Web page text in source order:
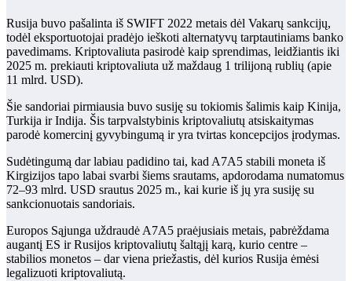
Rusija buvo pašalinta iš SWIFT 2022 metais dėl Vakarų sankcijų,
todėl eksportuotojai pradėjo ieškoti alternatyvų tarptautiniams banko
pavedimams. Kriptovaliuta pasirodė kaip sprendimas, leidžiantis iki
2025 m. prekiauti kriptovaliuta už maždaug 1 trilijoną rublių (apie
11 mlrd. USD).
Šie sandoriai pirmiausia buvo susiję su tokiomis šalimis kaip Kinija,
Turkija ir Indija. Šis tarpvalstybinis kriptovaliutų atsiskaitymas
parodė komercinį gyvybingumą ir yra tvirtas koncepcijos įrodymas.
Sudėtingumą dar labiau padidino tai, kad A7A5 stabili moneta iš
Kirgizijos tapo labai svarbi šiems srautams, apdorodama numatomus
72–93 mlrd. USD srautus 2025 m., kai kurie iš jų yra susiję su
sankcionuotais sandoriais.
Europos Sąjunga uždraudė A7A5 praėjusiais metais, pabrėždama
augantį ES ir Rusijos kriptovaliutų šaltąjį karą, kurio centre –
stabilios monetos – dar viena priežastis, dėl kurios Rusija ėmėsi
legalizuoti kriptovaliutą.